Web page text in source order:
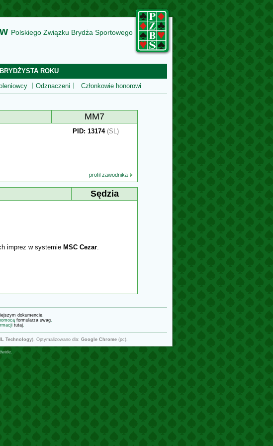
Polskiego Związku Brydża Sportowego
BRYDŻYSTA ROKU
Odznaczeni Członkowie honorowi
MM7
PID: 13174 (SL)
profil zawodnika
Sędzia
imprez w systemie MSC Cezar.
dokumencie.
formularza uwag.
tutaj.
Technology). Optymalizowano dla: Google Chrome (pc).